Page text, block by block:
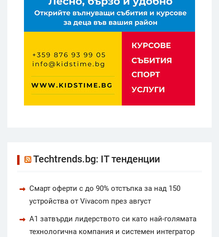
Techtrends.bg: IT тенденции
Смарт оферти с до 90% отстъпка за над 150
устройства от Vivacom през август
А1 затвърди лидерството си като най-голямата
технологична компания и системен интегратор